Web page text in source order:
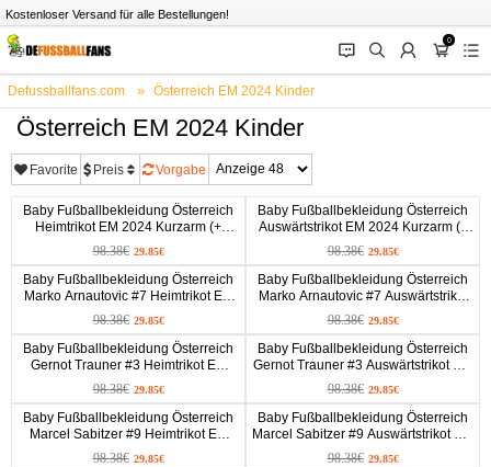
Kostenloser Versand für alle Bestellungen!
󰂱 󰂨 󰃳
0
󰃦 󰃖
Defussballfans.com Österreich EM 2024 Kinder
Österreich EM 2024 Kinder
Favorite Preis Vorgabe
Baby Fußballbekleidung Österreich
Heimtrikot EM 2024 Kurzarm (+
kurze hosen)
98.38€ 29.85€
Baby Fußballbekleidung Österreich
Auswärtstrikot EM 2024 Kurzarm (+
kurze hosen)
98.38€ 29.85€
Baby Fußballbekleidung Österreich
Marko Arnautovic #7 Heimtrikot EM
2024 Kurzarm (+ kurze hosen)
98.38€ 29.85€
Baby Fußballbekleidung Österreich
Marko Arnautovic #7 Auswärtstrikot
EM 2024 Kurzarm (+ kurze hosen)
98.38€ 29.85€
Baby Fußballbekleidung Österreich
Gernot Trauner #3 Heimtrikot EM
2024 Kurzarm (+ kurze hosen)
98.38€ 29.85€
Baby Fußballbekleidung Österreich
Gernot Trauner #3 Auswärtstrikot EM
2024 Kurzarm (+ kurze hosen)
98.38€ 29.85€
Baby Fußballbekleidung Österreich
Marcel Sabitzer #9 Heimtrikot EM
2024 Kurzarm (+ kurze hosen)
98.38€ 29.85€
Baby Fußballbekleidung Österreich
Marcel Sabitzer #9 Auswärtstrikot EM
2024 Kurzarm (+ kurze hosen)
98.38€ 29.85€